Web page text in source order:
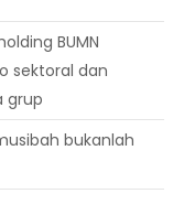
BUMN
sektoral dan
grup
bukanlah